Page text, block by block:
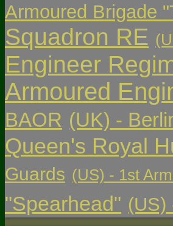
Armoured Brigade
Squadron RE
Engineer
Armoured
BAOR (UK) -
Queen's Royal
Guards (US) - 1st
"Spearhead" (US)